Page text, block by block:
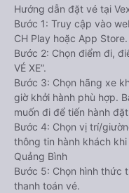
Hướng dẫn đặt vé tại
Bước 1: Truy cập vào
CH Play hoặc App Store.
Bước 2: Chọn điểm đi,
VÉ XE”.
Bước 3: Chọn hãng xe
giờ khởi hành phù hợp.
muốn đi để tiến hành
Bước 4: Chọn vị trí/
thông tin hành khách
Quảng Bình
Bước 5: Chọn hình thức
thanh toán vé.